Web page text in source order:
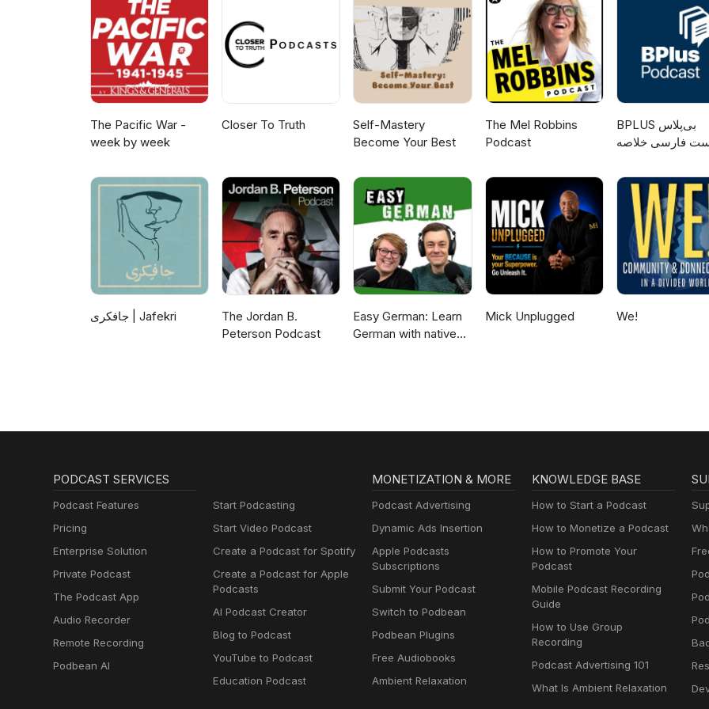
The Pacific War -
week by week
Closer To Truth
Self-Mastery
Become Your Best
The Mel Robbins
Podcast
‌BPLUS بی‌پلاس
فارسی خلاصه
جافکری | Jafekri
The Jordan B.
Peterson Podcast
Easy German: Learn
German with native
Mick Unplugged We!
PODCAST SERVICES
Podcast Features
Pricing
Enterprise Solution
Private Podcast
The Podcast App
Audio Recorder
Remote Recording
Podbean AI
Start Podcasting
Start Video Podcast
Create a Podcast for Spotify
Create a Podcast for Apple
Podcasts
AI Podcast Creator
Blog to Podcast
YouTube to Podcast
Education Podcast
MONETIZATION & MORE
Podcast Advertising
Dynamic Ads Insertion
Apple Podcasts
Subscriptions
Submit Your Podcast
Switch to Podbean
Podbean Plugins
Free Audiobooks
Ambient Relaxation
KNOWLEDGE BASE
How to Start a Podcast
How to Monetize a Podcast
How to Promote Your
Podcast
Mobile Podcast Recording
Guide
How to Use Group
Recording
Podcast Advertising 101
What Is Ambient Relaxation